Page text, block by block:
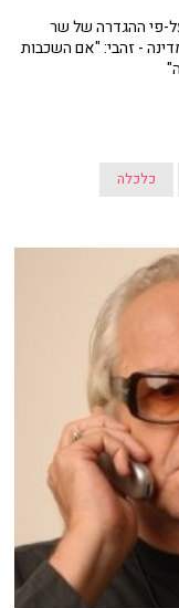
פי ההגדרה של שר
- זהבי: "אם השכבות
כלכלה